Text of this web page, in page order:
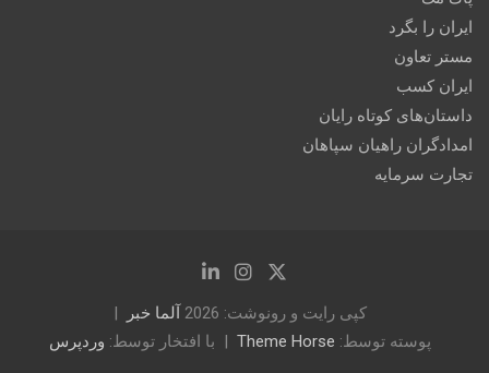
ایران را بگرد
مستر تعاون
ایران کسب
داستان‌های کوتاه رایان
امدادگران راهیان سپاهان
تجارت سرمایه
کپی رایت و رونوشت: 2026
آلما خبر
پوسته توسط: Theme Horse با افتخار توسط: وردپرس